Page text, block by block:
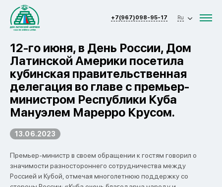
+7(967)098-95-17 Ru
12-го июня, в День России, Дом
Латинской Америки посетила
кубинская правительственная
делегация во главе с премьер-
министром Республики Куба
Мануэлем Марерро Крусом.
13.06.2023
Премьер-министр в своем обращении к гостям говорил о
значимости разностороннего сотрудничества между
Россией и Кубой, отмечая многолетнюю поддержку со